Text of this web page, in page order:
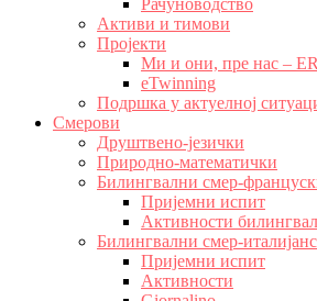
Активи и тимови
Пројекти
Ми и они, пре нас –
eTwinning
Подршка у актуелној
Смерови
Друштвено-језички
Природно-математички
Билингвални смер-
Пријемни испит
Активности
Билингвални смер-
Пријемни испит
Активности